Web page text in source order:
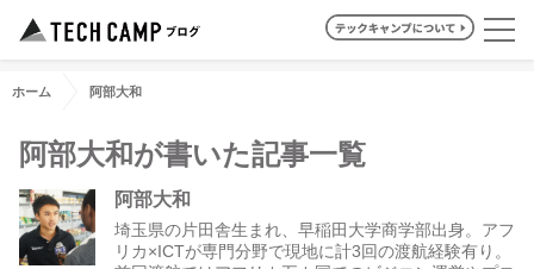
ホーム 阿部大和
阿部大和が書いた記事一覧
阿部大和
埼玉県の片田舎生まれ、早稲田大学商学部出身。アフ
リカ×ICTが専門分野で現地に計3回の渡航経験有り。